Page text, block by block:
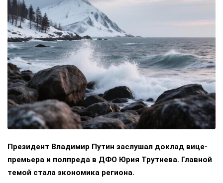
Президент Владимир Путин заслушал доклад вице-
премьера и полпреда в ДФО Юрия Трутнева. Главной
темой стала экономика региона.